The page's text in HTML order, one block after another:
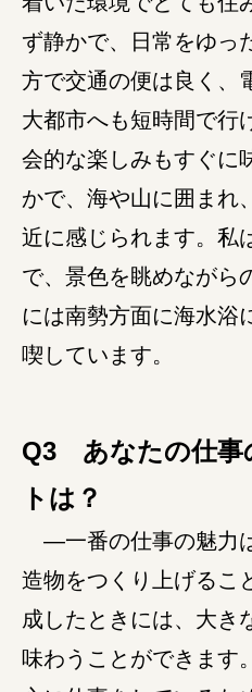
ず静かで、日常をゆっ
方で交通の便は良く、
大都市へも短時間で行
会的な楽しみもすぐに
かで、海や山に囲まれ
近に感じられます。私
で、景色を眺めながら
には南勢方面に海水浴
喫しています。
Q3 あなたの仕事
トは？
―一番の仕事の魅力
造物をつくり上げるこ
成したときには、大き
味わうことができます